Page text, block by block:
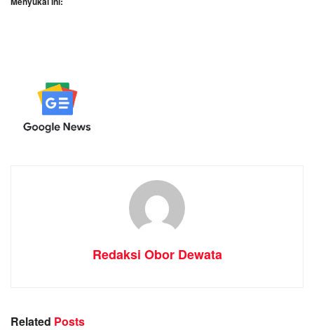
Redaksi Obor Dewata
Related Posts